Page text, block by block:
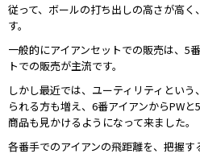
従って、ボールの打ち出しの高さが高
す。
一般的にアイアンセットでの販売は、5
トでの販売が主流です。
しかし最近では、ユーティリティとい
られる方も増え、6番アイアンからPW
商品も見かけるようになって来ました。
各番手でのアイアンの飛距離を、把握す